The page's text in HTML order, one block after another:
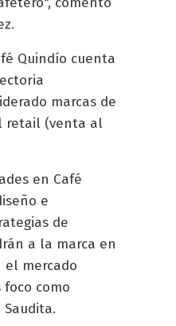
Quindío cuenta
marcas de
retail (venta al
en Café
e
de
a la marca en
el mercado
como
Saudita.